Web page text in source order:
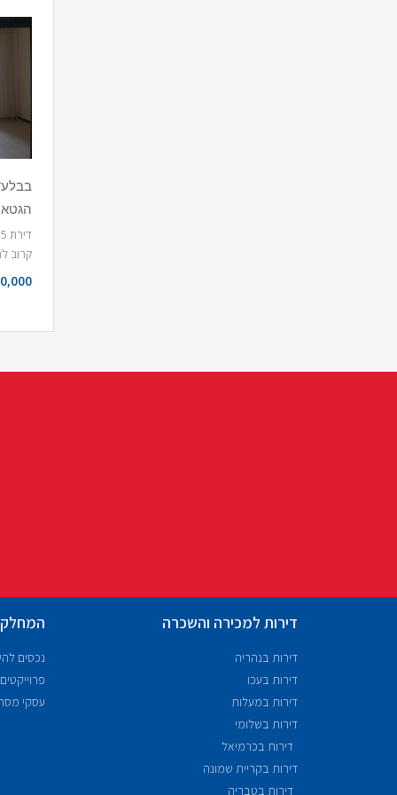
קרוב
דירות למכירה והשכרה
דירות בנהריה
דירות בעכו
דירות במעלות
דירות בשלומי
דירות בכרמיאל
דירות בקריית שמונה
דירות בטבריה
נכסים
עסקי